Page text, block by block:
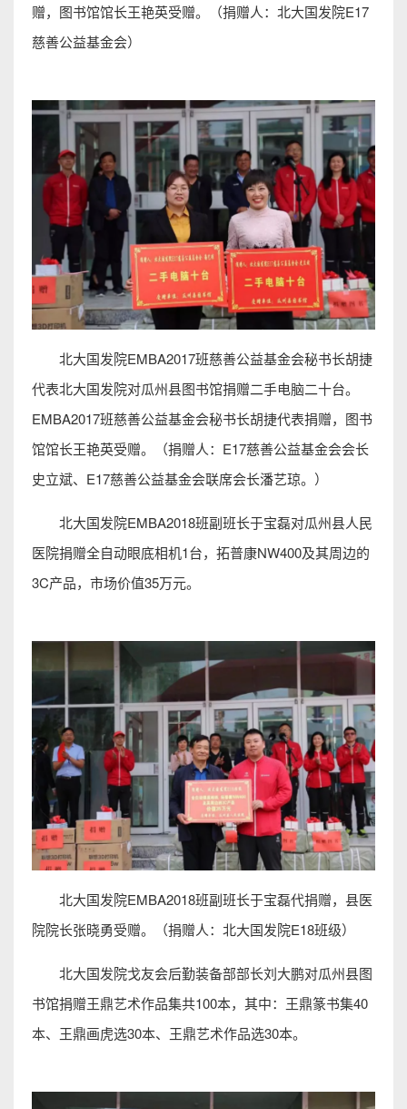
赠，图书馆馆长王艳英受赠。（捐赠人：北大国发院E17
慈善公益基金会）
北大国发院EMBA2017班慈善公益基金会秘书长胡捷
代表北大国发院对瓜州县图书馆捐赠二手电脑二十台。
EMBA2017班慈善公益基金会秘书长胡捷代表捐赠，图书
馆馆长王艳英受赠。（捐赠人：E17慈善公益基金会会长
史立斌、E17慈善公益基金会联席会长潘艺琼。）
北大国发院EMBA2018班副班长于宝磊对瓜州县人民
医院捐赠全自动眼底相机1台，拓普康NW400及其周边的
3C产品，市场价值35万元。
北大国发院EMBA2018班副班长于宝磊代捐赠，县医
院院长张晓勇受赠。（捐赠人：北大国发院E18班级）
北大国发院戈友会后勤装备部部长刘大鹏对瓜州县图
书馆捐赠王鼎艺术作品集共100本，其中：王鼎篆书集40
本、王鼎画虎选30本、王鼎艺术作品选30本。